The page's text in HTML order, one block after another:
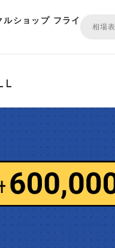
ショップ フライ